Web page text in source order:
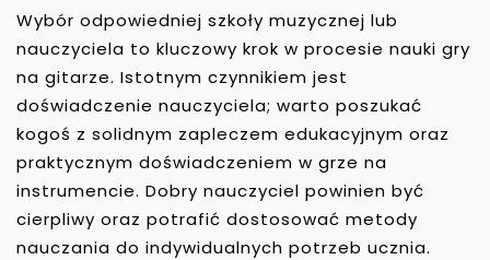
Wybór odpowiedniej szkoły muzycznej lub
nauczyciela to kluczowy krok w procesie nauki gry
na gitarze. Istotnym czynnikiem jest
doświadczenie nauczyciela; warto poszukać
kogoś z solidnym zapleczem edukacyjnym oraz
praktycznym doświadczeniem w grze na
instrumencie. Dobry nauczyciel powinien być
cierpliwy oraz potrafić dostosować metody
nauczania do indywidualnych potrzeb ucznia.